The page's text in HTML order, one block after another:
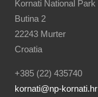
Kornati National Park
Butina 2
22243 Murter
Croatia
+385 (22) 435740
kornati@np-kornati.hr